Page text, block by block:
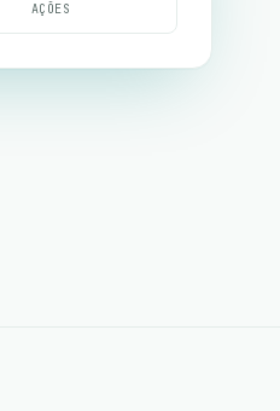
AÇÕES